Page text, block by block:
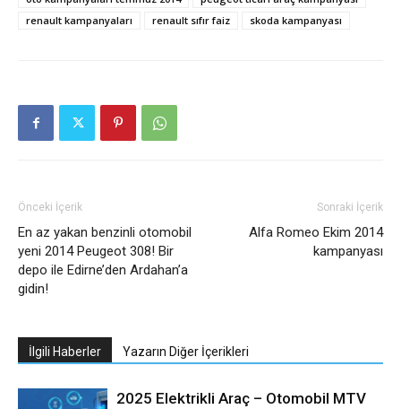
renault kampanyaları
renault sıfır faiz skoda kampanyası
Önceki İçerik
En az yakan benzinli otomobil
yeni 2014 Peugeot 308! Bir
depo ile Edirne’den Ardahan’a
gidin!
Sonraki İçerik
Alfa Romeo Ekim 2014
kampanyası
İlgili Haberler Yazarın Diğer İçerikleri
2025 Elektrikli Araç – Otomobil MTV